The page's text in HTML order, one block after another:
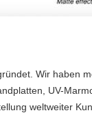
Wir haben
UV-
weltweiter